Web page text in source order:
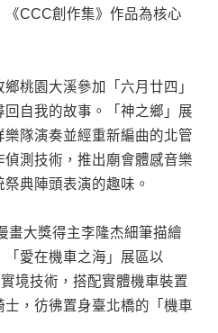
CCC創作集》作品為核心
桃園大溪參加「六月廿四」
自我的故事。「神之鄉」展
樂隊演奏並經重新編曲的北管
測技術，推出廟會體感音樂
典陣頭表演的趣味。
畫大獎得主李隆杰細筆描繪
愛在機車之海」展區以
境技術，搭配實體機車裝置
，彷彿置身臺北橋的「機車